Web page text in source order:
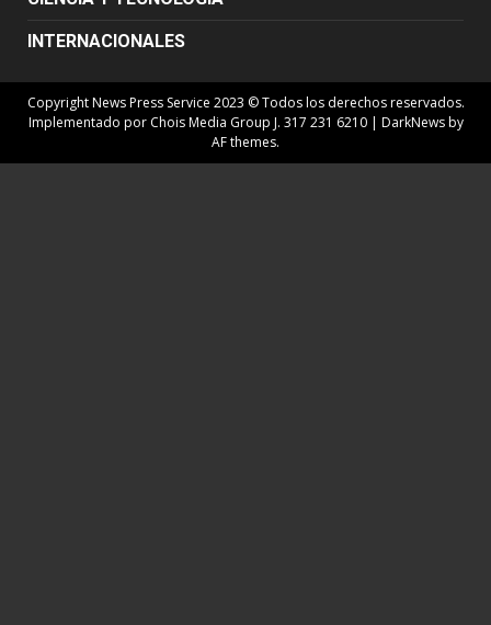
INTERNACIONALES
Copyright News Press Service 2023 © Todos los derechos reservados.
Implementado por Chois Media Group J. 317 231 6210 | DarkNewsby
AF themes.